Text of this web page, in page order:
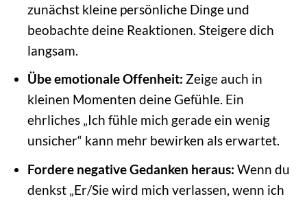
zunächst kleine persönliche Dinge und
beobachte deine Reaktionen. Steigere dich
langsam.
Übe emotionale Offenheit: Zeige auch in
kleinen Momenten deine Gefühle. Ein
ehrliches „Ich fühle mich gerade ein wenig
unsicher“ kann mehr bewirken als erwartet.
Fordere negative Gedanken heraus: Wenn du
denkst „Er/Sie wird mich verlassen, wenn ich